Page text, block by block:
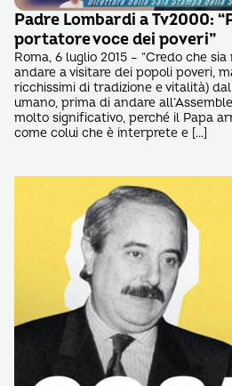
Padre Lombardi a Tv2000:
portatore voce dei poveri”
Roma, 6 luglio 2015 – “Credo che
andare a visitare dei popoli poveri,
ricchissimi di tradizione e vitalità)
umano, prima di andare
molto significativo, perché il Papa
come colui che è interprete e […]